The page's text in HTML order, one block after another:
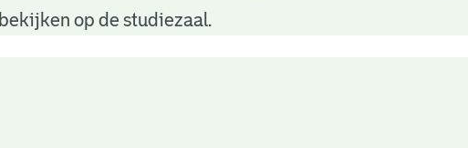
bekijken op de studiezaal.